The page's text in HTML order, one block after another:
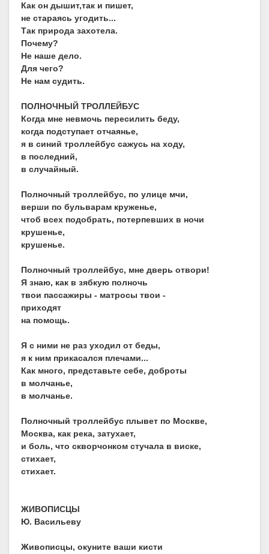
Как он дышит,так и пишет,
не стараясь угодить...
Так природа захотела.
Почему?
Не наше дело.
Для чего?
Не нам судить.
ПОЛНОЧНЫЙ ТРОЛЛЕЙБУС
Когда мне невмочь пересилить беду,
когда подступает отчаянье,
я в синий троллейбус сажусь на ходу,
в последний,
в случайный.
Полночный троллейбус, по улице мчи,
верши по бульварам круженье,
чтоб всех подобрать, потерпевших в ночи
крушенье,
крушенье.
Полночный троллейбус, мне дверь отвори!
Я знаю, как в зябкую полночь
твои пассажиры - матросы твои -
приходят
на помощь.
Я с ними не раз уходил от беды,
я к ним прикасался плечами...
Как много, представьте себе, доброты
в молчанье,
в молчанье.
Полночный троллейбус плывет по Москве,
Москва, как река, затухает,
и боль, что скворчонком стучала в виске,
стихает,
стихает.
ЖИВОПИСЦЫ
Ю. Васильеву
Живописцы, окуните ваши кисти